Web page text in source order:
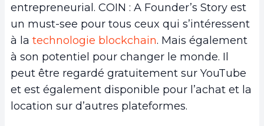
entrepreneurial. COIN : A Founder’s Story est
un must-see pour tous ceux qui s’intéressent
à la technologie blockchain. Mais également
à son potentiel pour changer le monde. Il
peut être regardé gratuitement sur YouTube
et est également disponible pour l’achat et la
location sur d’autres plateformes.